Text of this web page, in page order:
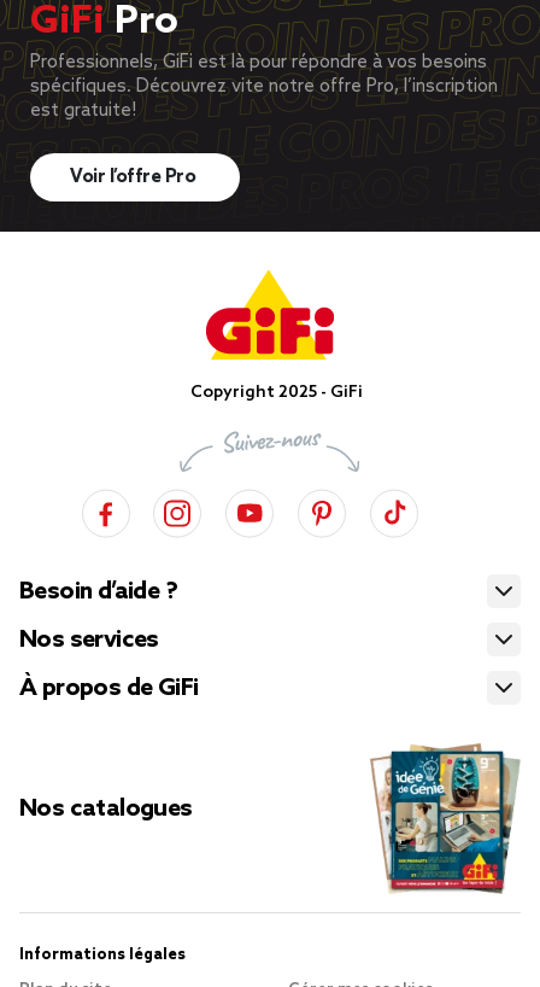
GiFiPro
Professionnels, GiFi est là pour répondre à vos besoins
spécifiques. Découvrez vite notre offre Pro, l’inscription
est gratuite!
Voir l’offre Pro
Copyright 2025 - GiFi
Besoin d’aide ?
Nos services
À propos de GiFi
Nos catalogues
Informations légales